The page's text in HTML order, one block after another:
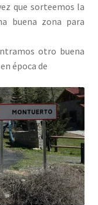
que sorteemos la
buena zona para
otro buena
época de